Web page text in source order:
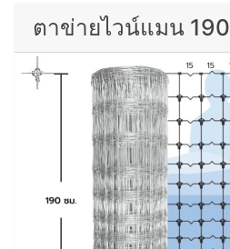
ตาข่ายไวน์แมน 190